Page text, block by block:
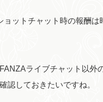
ョットチャット時の報酬
ライブチャット以外
認しておきたいですね。